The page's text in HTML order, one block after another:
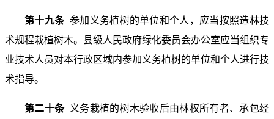
第十九条 参加义务植树的单位和个人，应当按照造林技
术规程栽植树木。县级人民政府绿化委员会办公室应当组织专
业技术人员对本行政区域内参加义务植树的单位和个人进行技
术指导。
第二十条 义务栽植的树木验收后由林权所有者、承包经